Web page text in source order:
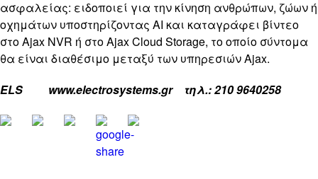
ασφαλείας: ειδοποιεί για την κίνηση ανθρώπων, ζώων ή
οχημάτων υποστηρίζοντας AI και καταγράφει βίντεο
στο Ajax NVR ή στο Ajax Cloud Storage, το οποίο σύντομα
θα είναι διαθέσιμο μεταξύ των υπηρεσιών Ajax.
ELS www.electrosystems.gr τηλ.: 210 9640258